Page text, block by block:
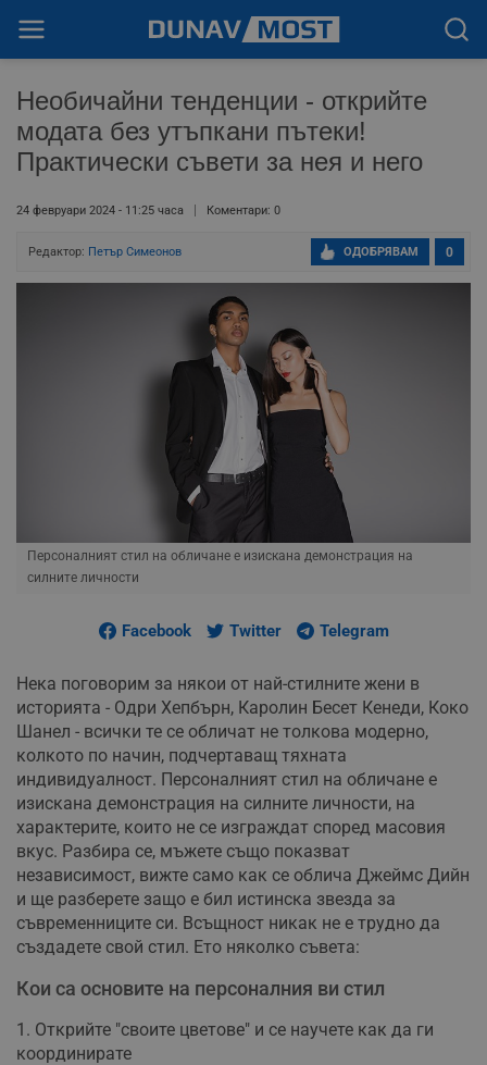
Необичайни тенденции - открийте
модата без утъпкани пътеки!
Практически съвети за нея и него
24 февруари 2024 - 11:25 часа Коментари: 0
Редактор: Петър Симеонов 0
ОДОБРЯВАМ
Персоналният стил на обличане е изискана демонстрация на
силните личности
Facebook Twitter Telegram
Нека поговорим за някои от най-стилните жени в
историята - Одри Хепбърн, Каролин Бесет Кенеди, Коко
Шанел - всички те се обличат не толкова модерно,
колкото по начин, подчертаващ тяхната
индивидуалност. Персоналният стил на обличане е
изискана демонстрация на силните личности, на
характерите, които не се изграждат според масовия
вкус. Разбира се, мъжете също показват
независимост, вижте само как се облича Джеймс Дийн
и ще разберете защо е бил истинска звезда за
съвременниците си. Всъщност никак не е трудно да
създадете свой стил. Ето няколко съвета:
Кои са основите на персоналния ви стил
1. Открийте "своите цветове" и се научете как да ги
координирате